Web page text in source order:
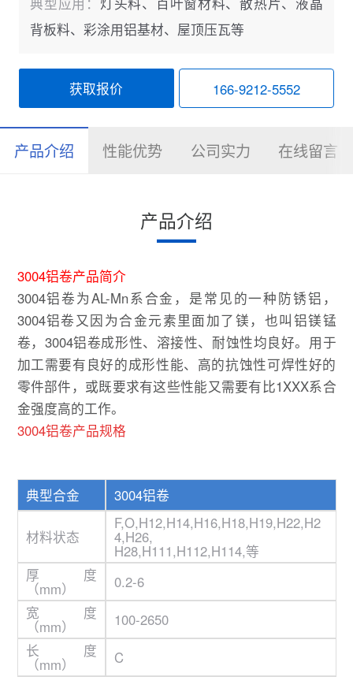
背板料、彩涂用铝基材、屋顶压瓦等
获取报价 166-9212-5552
产品介绍 性能优势 公司实力 在线留言
产品介绍
3004铝卷产品简介
3004铝卷为AL-Mn系合金，是常见的一种防锈铝，
3004铝卷又因为合金元素里面加了镁，也叫铝镁锰
卷， 3004铝卷成形性、溶接性、耐蚀性均良好。用于
加工需要有良好的成形性能、高的抗蚀性可焊性好的
零件部件，或既要求有这些性能又需要有比1XXX系合
金强度高的工作。
3004铝卷产品规格
典型合金 3004铝卷
材料状态
F,O,H12,H14,H16,H18,H19,H22,H2
4,H26,
H28,H111,H112,H114,等
厚度
（mm）
0.2-6
宽度
（mm）
100-2650
长度
（mm） C